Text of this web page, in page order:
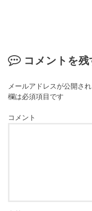
コメントを残
メールアドレスが公開さ
欄は必須項目です
コメント